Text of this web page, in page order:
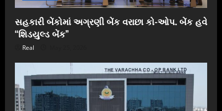
સહકારી બેંકોમાં અગ્રણી બેંક વરાછા કો-ઓપ. બેંક હવે
“શિડયુલ્ડ બેંક”
Real